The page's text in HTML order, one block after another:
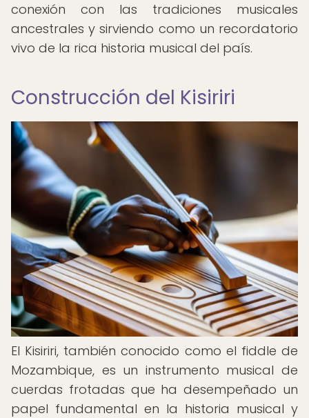
conexión con las tradiciones musicales
ancestrales y sirviendo como un recordatorio
vivo de la rica historia musical del país.
Construcción del Kisiriri
El Kisiriri, también conocido como el fiddle de
Mozambique, es un instrumento musical de
cuerdas frotadas que ha desempeñado un
papel fundamental en la historia musical y